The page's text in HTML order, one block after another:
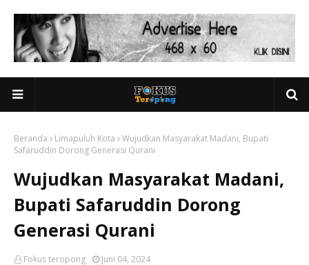
Beranda Limapuluh Kota
Wujudkan Masyarakat Madani, Bupati
Safaruddin Dorong Generasi Qurani
Wujudkan Masyarakat Madani,
Bupati Safaruddin Dorong
Generasi Qurani
Fokus teropong Juni 04, 2024